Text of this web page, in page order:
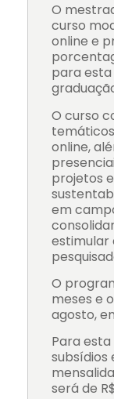
O
curso
online e
para
O curso
online,
projetos
em
estimular
O
meses e
agosto,
Para
subsídios
será de